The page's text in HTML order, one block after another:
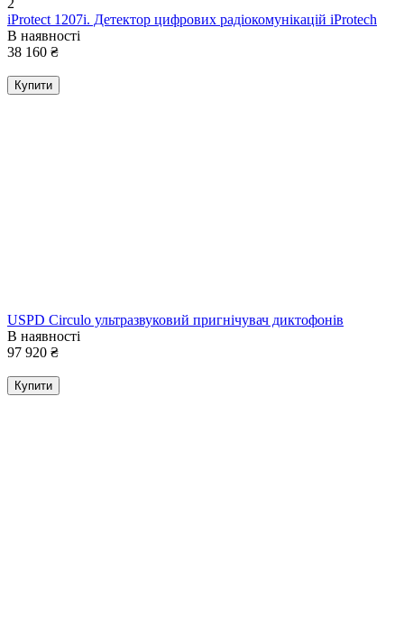
iProtect 1207i. Детектор цифрових радіокомунікацій iProtech
В наявності
38 160 ₴
Купити
USPD Circulo ультразвуковий пригнічувач диктофонів
В наявності
97 920 ₴
Купити